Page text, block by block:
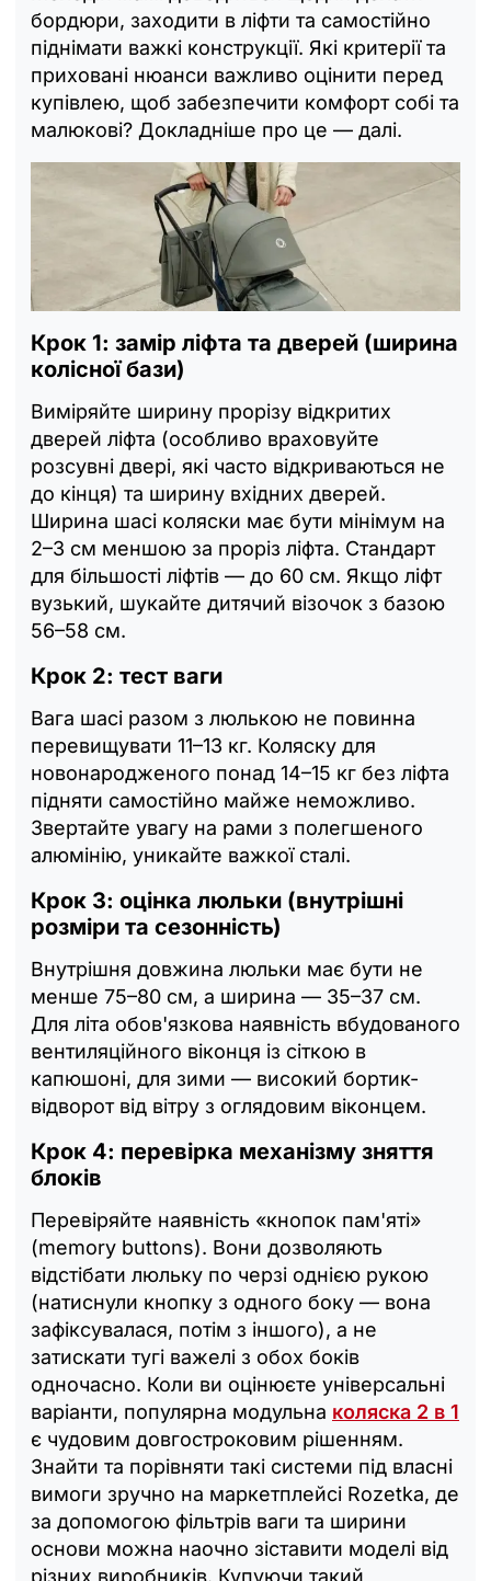
бордюри, заходити в ліфти та самостійно
піднімати важкі конструкції. Які критерії та
приховані нюанси важливо оцінити перед
купівлею, щоб забезпечити комфорт собі та
малюкові? Докладніше про це — далі.
Крок 1: замір ліфта та дверей (ширина
колісної бази)
Виміряйте ширину прорізу відкритих
дверей ліфта (особливо враховуйте
розсувні двері, які часто відкриваються не
до кінця) та ширину вхідних дверей.
Ширина шасі коляски має бути мінімум на
2–3 см меншою за проріз ліфта. Стандарт
для більшості ліфтів — до 60 см. Якщо ліфт
вузький, шукайте дитячий візочок з базою
56–58 см.
Крок 2: тест ваги
Вага шасі разом з люлькою не повинна
перевищувати 11–13 кг. Коляску для
новонародженого понад 14–15 кг без ліфта
підняти самостійно майже неможливо.
Звертайте увагу на рами з полегшеного
алюмінію, уникайте важкої сталі.
Крок 3: оцінка люльки (внутрішні
розміри та сезонність)
Внутрішня довжина люльки має бути не
менше 75–80 см, а ширина — 35–37 см.
Для літа обов'язкова наявність вбудованого
вентиляційного віконця із сіткою в
капюшоні, для зими — високий бортик-
відворот від вітру з оглядовим віконцем.
Крок 4: перевірка механізму зняття
блоків
Перевіряйте наявність «кнопок пам'яті»
(memory buttons). Вони дозволяють
відстібати люльку по черзі однією рукою
(натиснули кнопку з одного боку — вона
зафіксувалася, потім з іншого), а не
затискати тугі важелі з обох боків
одночасно. Коли ви оцінюєте універсальні
варіанти, популярна модульна коляска 2 в 1
є чудовим довгостроковим рішенням.
Знайти та порівняти такі системи під власні
вимоги зручно на маркетплейсі Rozetka, де
за допомогою фільтрів ваги та ширини
основи можна наочно зіставити моделі від
різних виробників. Купуючи такий